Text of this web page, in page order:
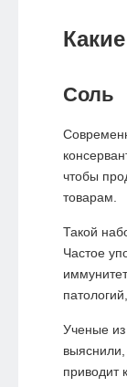
Соль
чтобы
товарам.
Такой
Частое
Ученые
выяснили,
приводит